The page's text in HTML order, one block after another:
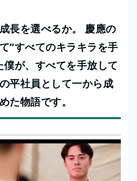
長を選べるか。 慶應の
”すべてのキラキラを手
僕が、すべてを手放して
平社員として一から成
た物語です。